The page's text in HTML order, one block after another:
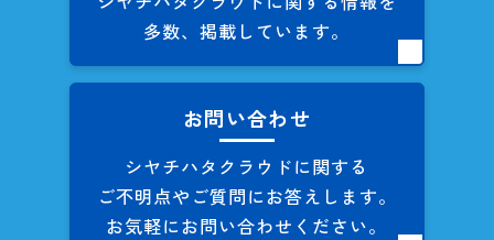
多数、掲載しています。
お問い合わせ
シヤチハタクラウドに関する
ご不明点やご質問にお答えします。
お気軽にお問い合わせください。